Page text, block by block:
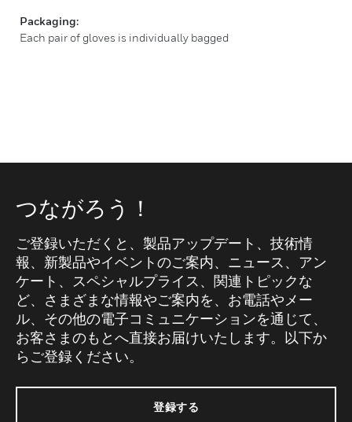
Packaging:
Each pair of gloves is individually bagged
つながろう！
ご登録いただくと、製品アップデート、技術情
報、新製品やイベントのご案内、ニュース、アン
ケート、スペシャルプライス、関連トピックな
ど、さまざまな情報やご案内を、お電話やメー
ル、その他の電子コミュニケーションを通じて、
お客さまのもとへ直接お届けいたします。以下か
らご登録ください。
登録する